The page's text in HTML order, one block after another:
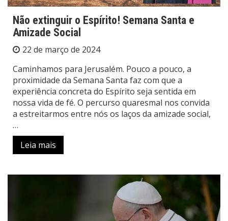
Não extinguir o Espírito! Semana Santa e
Amizade Social
22 de março de 2024
Caminhamos para Jerusalém. Pouco a pouco, a
proximidade da Semana Santa faz com que a
experiência concreta do Espírito seja sentida em
nossa vida de fé. O percurso quaresmal nos convida
a estreitarmos entre nós os laços da amizade social,
…
Leia mais